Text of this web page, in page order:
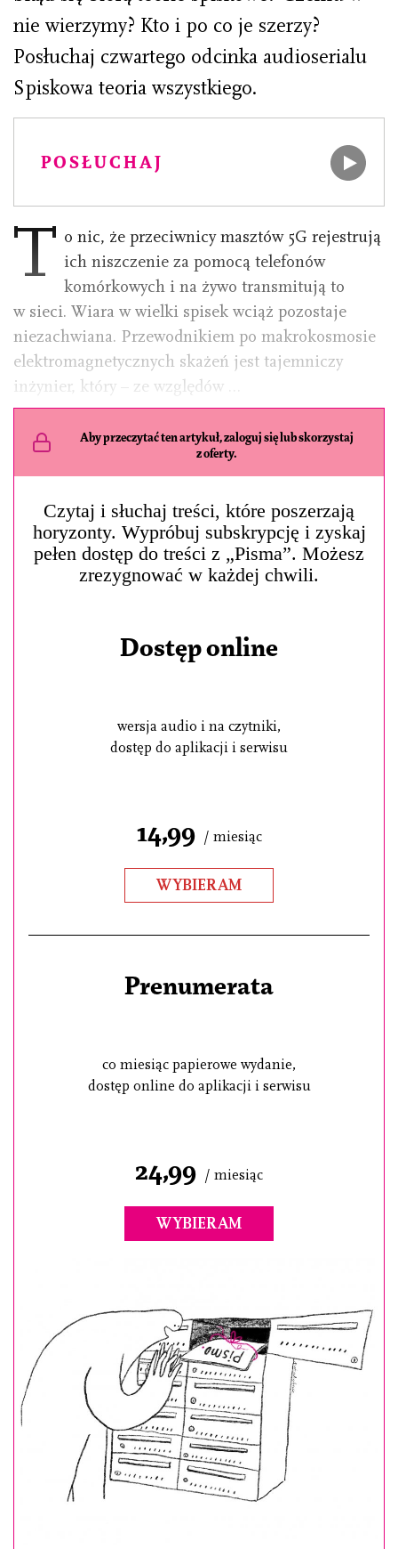
nie wierzymy? Kto i po co je szerzy?
Posłuchaj czwartego odcinka audioserialu
Spiskowa teoria wszystkiego.
POSŁUCHAJ
T o nic, że przeciwnicy masztów 5G rejestrują
ich niszczenie za pomocą telefonów
komórkowych i na żywo transmitują to
w sieci. Wiara w wielki spisek wciąż pozostaje
niezachwiana. Przewodnikiem po makrokosmosie
elektromagnetycznych skażeń jest tajemniczy
inżynier, który – ze względów …
Aby przeczytać ten artykuł, zaloguj się lub skorzystaj
z oferty.
Czytaj i słuchaj treści, które poszerzają
horyzonty. Wypróbuj subskrypcję i zyskaj
pełen dostęp do treści z „Pisma”. Możesz
zrezygnować w każdej chwili.
Dostęp online
wersja audio i na czytniki,
dostęp do aplikacji i serwisu
14,99 / miesiąc
WYBIERAM
Prenumerata
co miesiąc papierowe wydanie,
dostęp online do aplikacji i serwisu
24,99 / miesiąc
WYBIERAM